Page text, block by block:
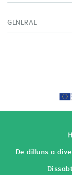
GENERAL
De dilluns a